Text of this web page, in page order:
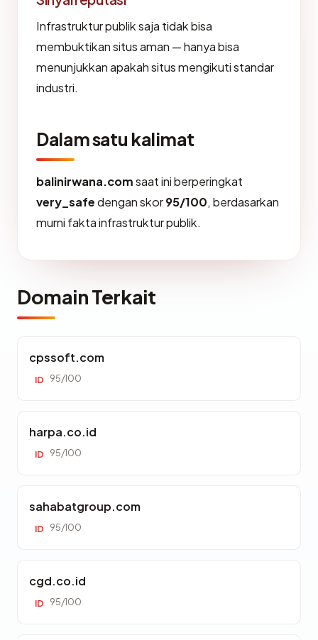
Infrastruktur publik saja tidak bisa
membuktikan situs aman — hanya bisa
menunjukkan apakah situs mengikuti standar
industri.
Dalam satu kalimat
balinirwana.comsaat ini berperingkat
very_safedengan skor95/100, berdasarkan
murni fakta infrastruktur publik.
Domain Terkait
cpssoft.com
ID 95/100
harpa.co.id
ID 95/100
sahabatgroup.com
ID 95/100
cgd.co.id
ID 95/100